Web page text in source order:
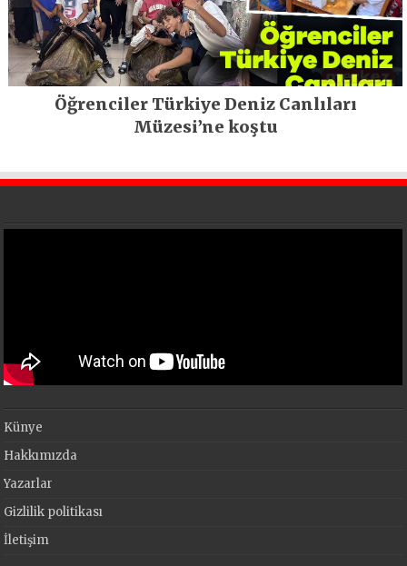
Öğrenciler Türkiye Deniz Canlıları
Müzesi’ne koştu
Künye
Hakkımızda
Yazarlar
Gizlilik politikası
İletişim